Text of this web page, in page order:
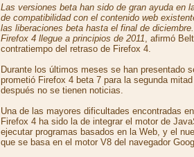
Las versiones beta han sido de gran ayuda en
de compatibilidad con el contenido web
las liberaciones beta hasta el final de
Firefox 4 llegue a principios de 2011, afirmó
contratiempo del retraso de Firefox 4.
Durante los últimos meses se han presentado
prometió Firefox 4 beta 7 para la segunda
después no se tienen noticias.
Una de las mayores dificultades encontradas
Firefox 4 ha sido la de integrar el motor de
ejecutar programas basados en la Web, y el
que se basa en el motor V8 del navegador